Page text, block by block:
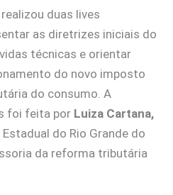
realizou duas lives
as diretrizes iniciais do
técnicas e orientar
do novo imposto
do consumo. A
foi feita por Luiza Cartana,
do Rio Grande do
da reforma tributária